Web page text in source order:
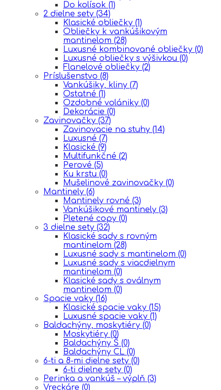
Do kolísok (1)
2 dielne sety (34)
Klasické obliečky (1)
Obliečky k vankúšikovým
mantinelom (28)
Luxusné kombinované obliečky (0)
Luxusné obliečky s výšivkou (0)
Flanelové obliečky (2)
Príslušenstvo (8)
Vankúšiky, kliny (7)
Ostatné (1)
Ozdobné volániky (0)
Dekorácie (0)
Zavinovačky (37)
Zavinovacie na stuhy (14)
Luxusné (7)
Klasické (9)
Multifunkčné (2)
Perové (5)
Ku krstu (0)
Mušelinové zavinovačky (0)
Mantinely (6)
Mantinely rovné (3)
Vankúšikové mantinely (3)
Pletené copy (0)
3 dielne sety (32)
Klasické sady s rovným
mantinelom (28)
Luxusné sady s mantinelom (0)
Luxusné sady s viacdielnym
mantinelom (0)
Klasické sady s oválnym
mantinelom (0)
Spacie vaky (16)
Klasické spacie vaky (15)
Luxusné spacie vaky (1)
Baldachýny, moskytiéry (0)
Moskytiéry (0)
Baldachýny Š (0)
Baldachýny CL (0)
6-ti a 8-mi dielne sety (0)
6-ti dielne sety (0)
Perinka a vankúš – výplň (3)
Vreckáre (0)